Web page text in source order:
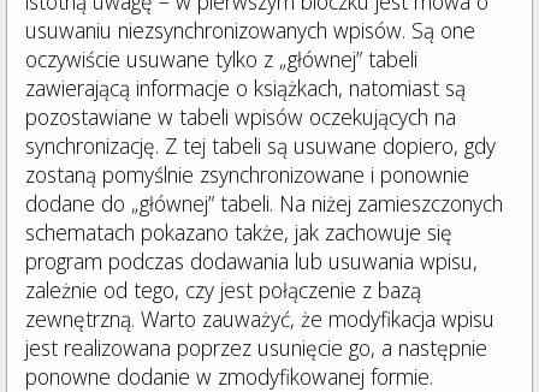
usuwaniu niezsynchronizowanych wpisów. Są one
oczywiście usuwane tylko z „głównej” tabeli
zawierającą informacje o książkach, natomiast są
pozostawiane w tabeli wpisów oczekujących na
synchronizację. Z tej tabeli są usuwane dopiero, gdy
zostaną pomyślnie zsynchronizowane i ponownie
dodane do „głównej” tabeli. Na niżej zamieszczonych
schematach pokazano także, jak zachowuje się
program podczas dodawania lub usuwania wpisu,
zależnie od tego, czy jest połączenie z bazą
zewnętrzną. Warto zauważyć, że modyfikacja wpisu
jest realizowana poprzez usunięcie go, a następnie
ponowne dodanie w zmodyfikowanej formie.